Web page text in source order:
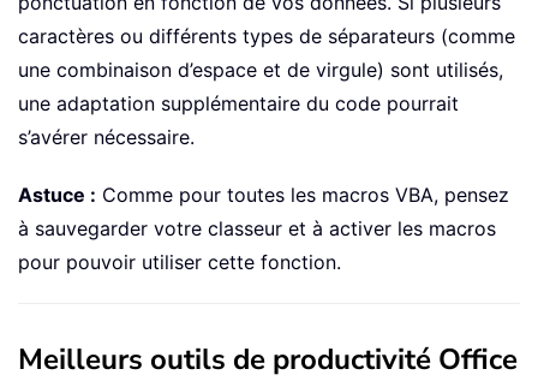
caractères ou différents types de séparateurs (comme
une combinaison d’espace et de virgule) sont utilisés,
une adaptation supplémentaire du code pourrait
s’avérer nécessaire.
Astuce : Comme pour toutes les macros VBA, pensez
à sauvegarder votre classeur et à activer les macros
pour pouvoir utiliser cette fonction.
Meilleurs outils de productivité Office